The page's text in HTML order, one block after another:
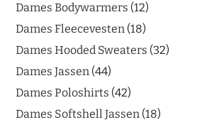
Dames Bodywarmers 12
Dames Fleecevesten 18
Dames Hooded Sweaters 32
Dames Jassen 44
Dames Poloshirts 42
Dames Softshell Jassen 18